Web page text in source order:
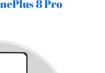
8 Pro